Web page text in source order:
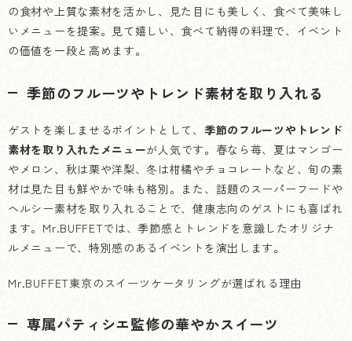
の食材や上質な素材を活かし、見た目にも美しく、食べて美味し
いメニューを提案。見て嬉しい、食べて納得の料理で、イベント
の価値を一段と高めます。
季節のフルーツやトレンド素材を取り入れる
ゲストを楽しませるポイントとして、 季節のフルーツやトレンド
素材を取り入れたメニューが人気です。春なら苺、夏はマンゴー
やメロン、秋は栗や洋梨、冬は柑橘やチョコレートなど、旬の素
材は見た目も鮮やかで味も格別。また、話題のスーパーフードや
ヘルシー素材を取り入れることで、健康志向のゲストにも喜ばれ
ます。Mr.BUFFETでは、季節感とトレンドを意識したオリジナ
ルメニューで、特別感のあるイベントを演出します。
Mr.BUFFET東京のスイーツケータリングが選ばれる理由
専属パティシエ監修の華やかスイーツ